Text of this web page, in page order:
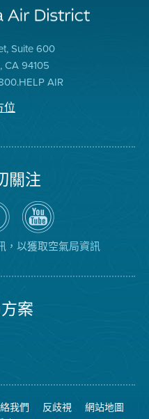
Suite 600
CA 94105
AIR
位
關注
空
氣
局
YouTube
頻
道
，以獲取空氣局資訊
案
我們 反歧視
網站地圖